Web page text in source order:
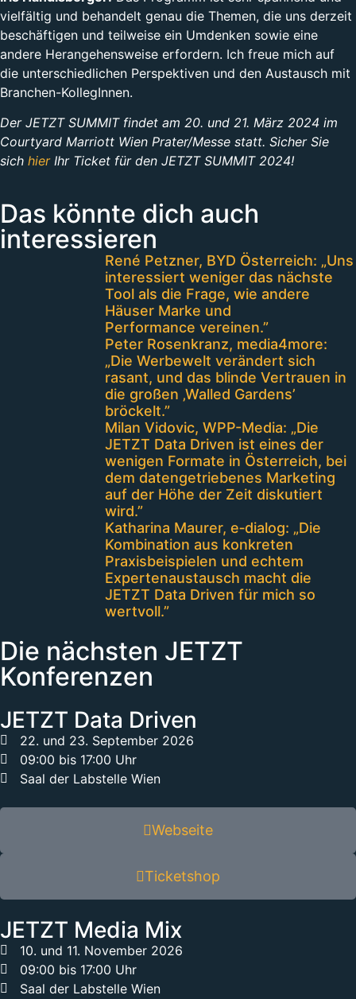
vielfältig und behandelt genau die Themen, die uns derzeit
beschäftigen und teilweise ein Umdenken sowie eine
andere Herangehensweise erfordern. Ich freue mich auf
die unterschiedlichen Perspektiven und den Austausch mit
Branchen-KollegInnen.
Der JETZT SUMMIT findet am 20. und 21. März 2024 im
Courtyard Marriott Wien Prater/Messe statt. Sicher Sie
sich hierIhr Ticket für den JETZT SUMMIT 2024!
Das könnte dich auch
interessieren
René Petzner, BYD Österreich: „Uns
interessiert weniger das nächste
Tool als die Frage, wie andere
Häuser Marke und
Performance vereinen.”
Peter Rosenkranz, media4more:
„Die Werbewelt verändert sich
rasant, und das blinde Vertrauen in
die großen ‚Walled Gardens’
bröckelt.”
Milan Vidovic, WPP-Media: „Die
JETZT Data Driven ist eines der
wenigen Formate in Österreich, bei
dem datengetriebenes Marketing
auf der Höhe der Zeit diskutiert
wird.”
Katharina Maurer, e‑dialog: „Die
Kombination aus konkreten
Praxisbeispielen und echtem
Expertenaustausch macht die
JETZT Data Driven für mich so
wertvoll.”
Die nächsten JETZT
Konferenzen
JETZT Data Driven
22. und 23. September 2026
09:00 bis 17:00 Uhr
Saal der Labstelle Wien
Webseite
Ticketshop
JETZT Media Mix
10. und 11. November 2026
09:00 bis 17:00 Uhr
Saal der Labstelle Wien